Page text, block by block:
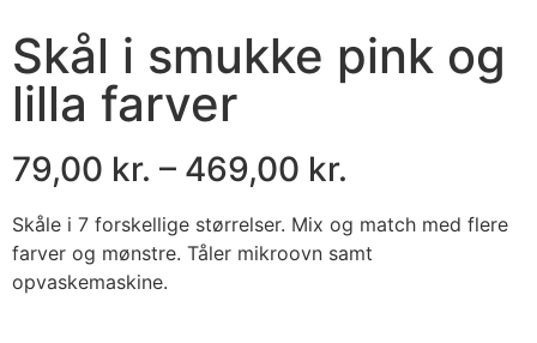
Skål i smukke pink og
lilla farver
79,00 kr. – 469,00 kr.
Skåle i 7 forskellige størrelser. Mix og match med flere
farver og mønstre. Tåler mikroovn samt
opvaskemaskine.